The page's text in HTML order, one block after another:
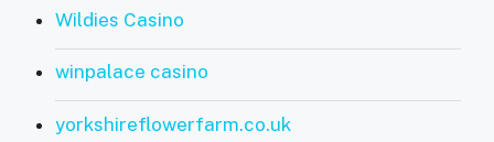
Wildies Casino
winpalace casino
yorkshireflowerfarm.co.uk